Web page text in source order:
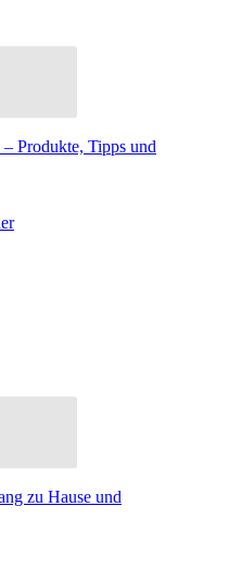
Produkte, Tipps und
zu Hause und